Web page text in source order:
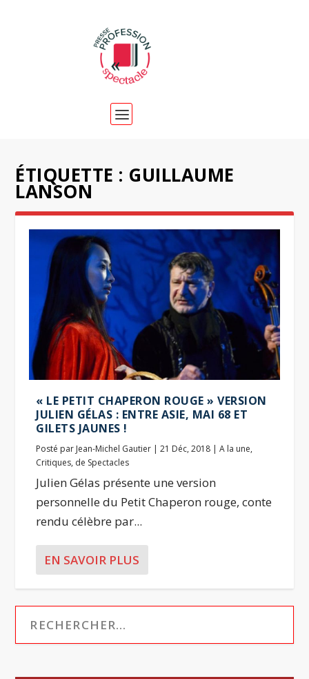
ÉTIQUETTE : GUILLAUME
LANSON
« LE PETIT CHAPERON ROUGE » VERSION
JULIEN GÉLAS : ENTRE ASIE, MAI 68 ET
GILETS JAUNES !
Posté par Jean-Michel Gautier |21 Déc, 2018 |A la une,
Critiques, de Spectacles
Julien Gélas présente une version
personnelle du Petit Chaperon rouge, conte
rendu célèbre par...
EN SAVOIR PLUS